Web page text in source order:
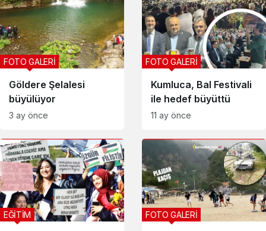
Göldere Şelalesi
büyülüyor
FOTO GALERİ
3 ay önce
Kumluca, Bal Festivali
ile hedef büyüttü
FOTO GALERİ
11 ay önce
EĞİTİM FOTO GALERİ